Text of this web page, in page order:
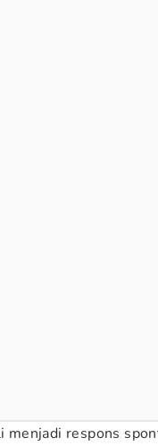
menjadi respons